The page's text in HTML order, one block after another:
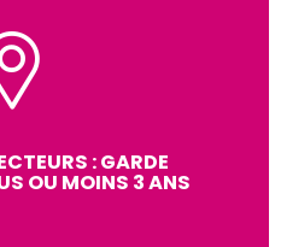
: GARDE
OU MOINS 3 ANS